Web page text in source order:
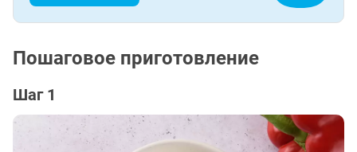
Пошаговое приготовление
Шаг 1